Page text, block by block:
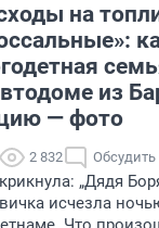
на
из
— фото
2 832 Обсудить
„Дядя
исчезла